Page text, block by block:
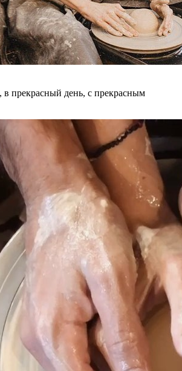
в прекрасный день, с прекрасным